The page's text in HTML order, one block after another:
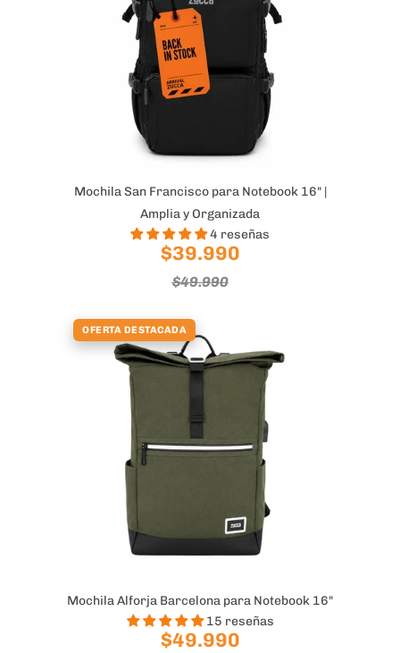
Mochila San Francisco para Notebook 16" |
Amplia y Organizada
4 reseñas
$39.990
$49.990
OFERTA DESTACADA
Mochila Alforja Barcelona para Notebook 16"
15 reseñas
$49.990